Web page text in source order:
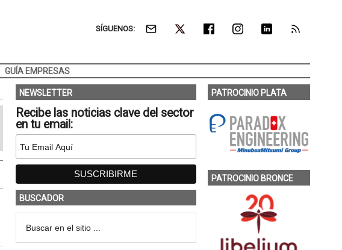
SÍGUENOS:
GUÍA EMPRESAS
NEWSLETTER
Recibe las noticias clave del sector
en tu email:
BUSCADOR
PATROCINIO PLATA
PATROCINIO BRONCE